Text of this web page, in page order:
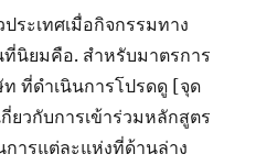
ระเทศเมื่อกิจกรรมทาง
ที่นิยมคือ. สำหรับมาตรการ
ที่ดำเนินการโปรดดู [จุด
ยวกับการเข้าร่วมหลักสูตร
ารแต่ละแห่งที่ด้านล่าง